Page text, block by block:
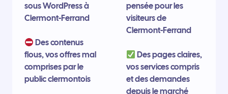
sous WordPress à
Clermont-Ferrand
Des contenus
flous, vos offres mal
comprises par le
public clermontois
pensée pour les
visiteurs de
Clermont-Ferrand
Des pages claires,
vos services compris
et des demandes
depuis le marché